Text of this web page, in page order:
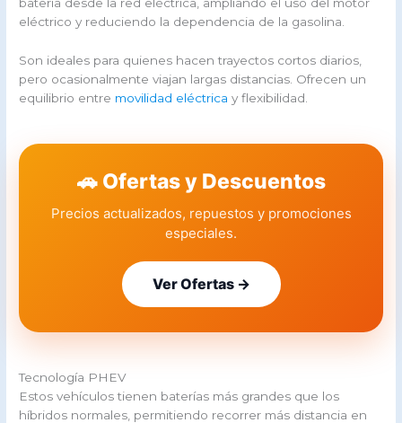
eléctrico y reduciendo la dependencia de la gasolina.
Son ideales para quienes hacen trayectos cortos diarios,
pero ocasionalmente viajan largas distancias. Ofrecen un
equilibrio entre movilidad eléctrica y flexibilidad.
🚗 Ofertas y Descuentos
Precios actualizados, repuestos y promociones
especiales.
Ver Ofertas →
Tecnología PHEV
Estos vehículos tienen baterías más grandes que los
híbridos normales, permitiendo recorrer más distancia en